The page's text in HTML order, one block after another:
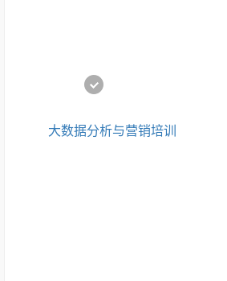
大数据分析与营销培训